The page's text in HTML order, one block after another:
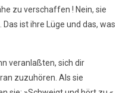
zu verschaffen ! Nein, sie
ist ihre Lüge und das, was
veranlaßten, sich dir
zuzuhören. Als sie